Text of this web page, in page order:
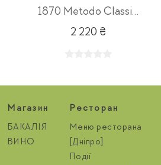
1870 Metodo Classico Rose
2 220 ₴
Магазин
БАКАЛІЯ
ВИНО
Ресторан
Меню ресторана
[Дніпро]
Події